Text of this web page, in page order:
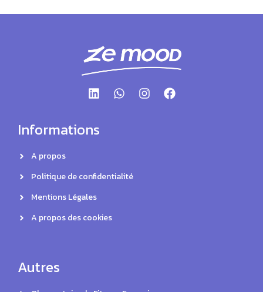
Informations
A propos
Politique de confidentialité
Mentions Légales
A propos des cookies
Autres